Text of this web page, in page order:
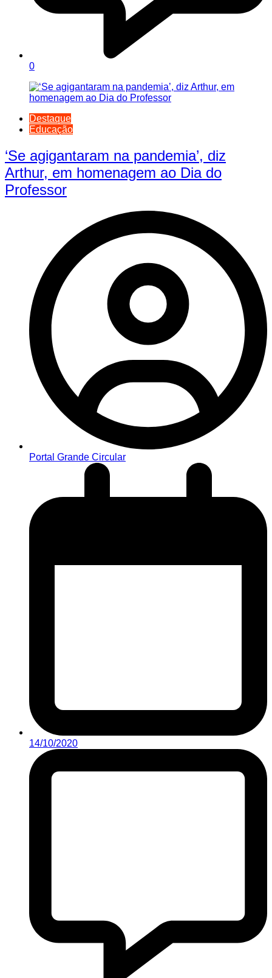
0
Destaque
Educação
‘Se agigantaram na pandemia’, diz
Arthur, em homenagem ao Dia do
Professor
Portal Grande Circular
14/10/2020